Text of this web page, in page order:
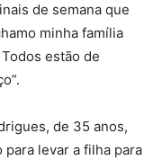
de semana que
minha família
estão de
de 35 anos,
levar a filha para